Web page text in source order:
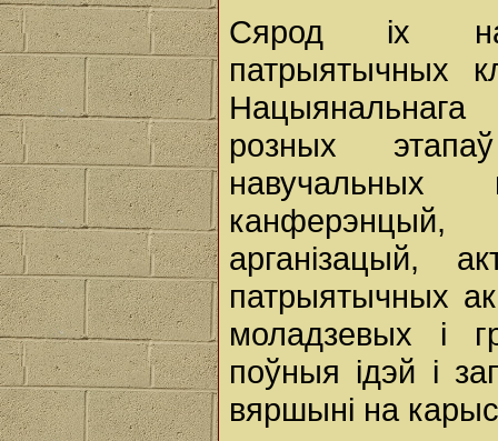
Сярод іх
патрыятычных
Нацыянальнага
розных
навучальных
канферэнцый,
арганізацый,
патрыятычных
моладзевых і
поўныя ідэй і
вяршыні на